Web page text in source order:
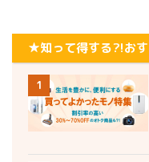
★知って得する?!お
1